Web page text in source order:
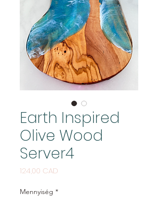
Earth Inspired
Olive Wood
Server4
124,00 CAD
Mennyiség *